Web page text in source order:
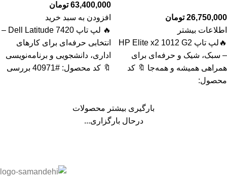
26,750,000 تومان
اطلاعات بیشتر
🔥لپ تاپ HP Elite x2 1012 G2
– سبک، شیک و حرفه‌ای برای
همراهی همیشه و همه‌جا 🔖 کد
محصول:
63,400,000 تومان
افزودن به سبد خرید
🔥 لپ تاپ Dell Latitude 7420 –
انتخابی حرفه‌ای برای کارهای
اداری، دانشجویی و برنامه‌نویسی
🔖 کد محصول: #40971 بررسی
بارگیری بیشتر محصولات
درحال بارگزاری...